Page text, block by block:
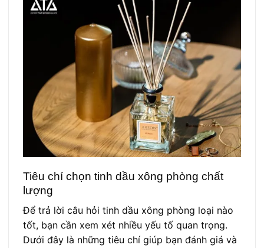
Tiêu chí chọn tinh dầu xông phòng chất
lượng
Để trả lời câu hỏi tinh dầu xông phòng loại nào
tốt, bạn cần xem xét nhiều yếu tố quan trọng.
Dưới đây là những tiêu chí giúp bạn đánh giá và